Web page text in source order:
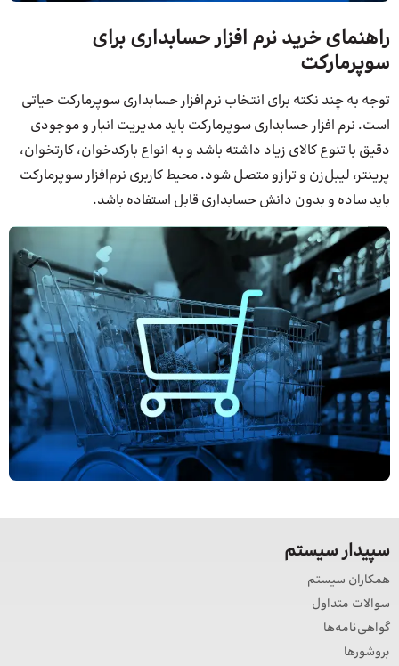
راهنمای خرید نرم افزار حسابداری برای
سوپرمارکت
توجه به چند نکته برای انتخاب نرم‌افزار حسابداری سوپرمارکت حیاتی
است. نرم افزار حسابداری سوپرمارکت باید مدیریت انبار و موجودی
دقیق با تنوع کالای زیاد داشته باشد و به انواع بارکدخوان، کارتخوان،
پرینتر، لیبل‌زن و ترازو متصل شود. محیط کاربری نرم‌افزار سوپرمارکت
باید ساده و بدون دانش حسابداری قابل استفاده باشد.
سپیدار سیستم
همکاران سیستم
سوالات متداول
گواهی‌نامه‌ها
بروشورها